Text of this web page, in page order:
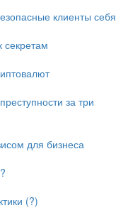
клиенты себя
секретам
за три
для бизнеса
(?)